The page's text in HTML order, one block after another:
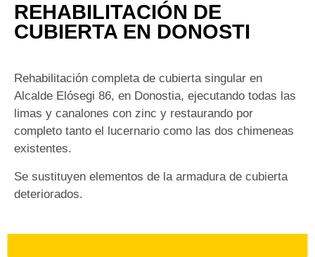
REHABILITACIÓN DE
CUBIERTA EN DONOSTI
Rehabilitación completa de cubierta singular en
Alcalde Elósegi 86, en Donostia, ejecutando todas las
limas y canalones con zinc y restaurando por
completo tanto el lucernario como las dos chimeneas
existentes.
Se sustituyen elementos de la armadura de cubierta
deteriorados.